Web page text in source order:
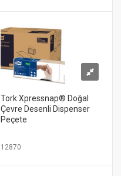
Tork Xpressnap® Doğal
Çevre Desenli Dispenser
Peçete
12870